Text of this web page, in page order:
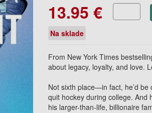
13.95 €
Na sklade
From New York Times
about legacy, loyalty, and love.
Not sixth place—in fact, he’d be
quit hockey during college. And
his larger-than-life, billionaire